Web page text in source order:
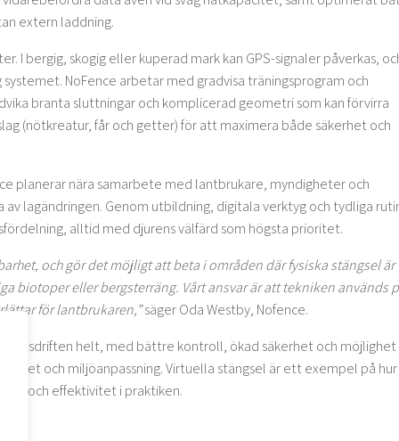
extern laddning.
I bergig, skogig eller kuperad mark kan GPS-signaler påverkas,
NoFence arbetar med gradvisa träningsprogram och
branta sluttningar och komplicerad geometri som kan förvirra
(nötkreatur, får och getter) för att maximera både säkerhet och
planerar nära samarbete med lantbrukare, myndigheter och
lagändringen. Genom utbildning, digitala verktyg och tydliga
alltid med djurens välfärd som högsta prioritet.
och gör det möjligt att beta i områden där fysiska stängsel är
biotoper eller bergsterräng. Vårt ansvar är att tekniken används
för lantbrukaren,”säger Oda Westby, Nofence.
helt, med bättre kontroll, ökad säkerhet och
och miljöanpassning. Virtuella stängsel är ett exempel på hur
och effektivitet i praktiken.